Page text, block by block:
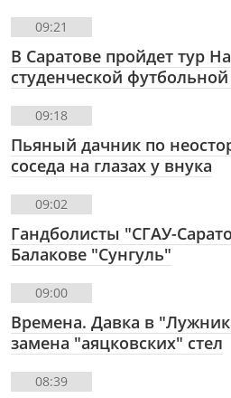
09:21
В Саратове пройдет тур
студенческой
09:18
Пьяный дачник по
соседа на глазах у внука
09:02
Гандболисты "СГАУ-
Балакове "Сунгуль"
09:00
Времена. Давка в
замена "аяцковских" стел
08:39